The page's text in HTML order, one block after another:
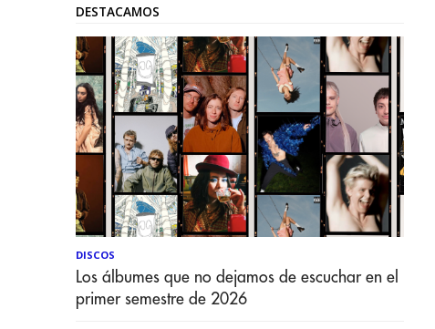
DESTACAMOS
DISCOS
Los álbumes que no dejamos de escuchar en el
primer semestre de 2026